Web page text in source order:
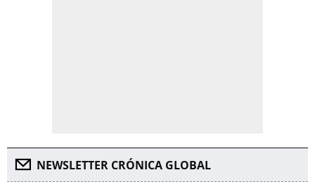
NEWSLETTER CRÓNICA GLOBAL